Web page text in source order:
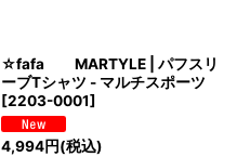
☆fafa MARTYLE | パフスリ
ーブTシャツ - マルチスポーツ
[2203-0001]
4,994円(税込)